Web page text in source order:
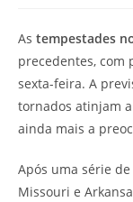
post:
As tempestades
precedentes, com
sexta-feira. A
tornados atinjam
ainda mais a
Após uma série
Missouri e